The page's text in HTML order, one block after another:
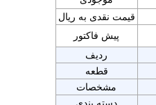
قیمت نقدی به ریال
پیش فاکتور
ردیف
قطعه
مشخصات